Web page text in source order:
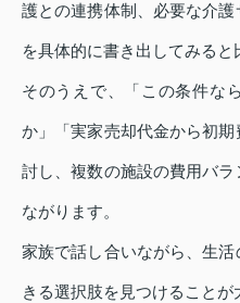
護との連携体制、必要な介
を具体的に書き出してみると
そのうえで、「この条件な
か」「実家売却代金から初
討し、複数の施設の費用バ
ながります。
家族で話し合いながら、生
きる選択肢を見つけることが